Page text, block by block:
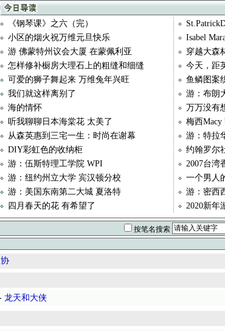
《钢琴课》之六（完）
小区的烟火祝万维元旦快乐
Isabel
游 佛蒙特州议会大厦 在蒙佩利亚
穿越大森
怎样修补橱房大理石上的粗缝和细缝
今天，距
可爱的狮子舞起来 万维兔年兴旺
鱼鳞图案
我们就这样离别了
游：布朗
海的情怀
万万没有
听我聊聊日本海棠花 太美了
梅西Macy
从森英惠到三宅一生：时尚在谢幕
游：特拉
DIY彩虹色的收纳柜
约翰罗尔
游：伍斯特理工学院 WPI
2007台湾
游：纽约州立大学 宾汉顿分校
一个男人
游：美国东南第二大城 夏洛特
游：密西
四月春天的花 有希望了
2020新年
按笔名搜索
龙天和大侠